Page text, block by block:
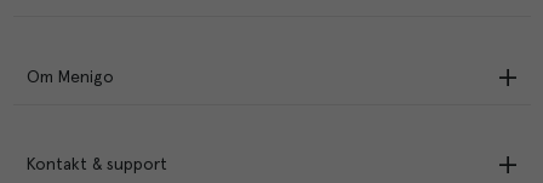
Om Menigo
Kontakt & support